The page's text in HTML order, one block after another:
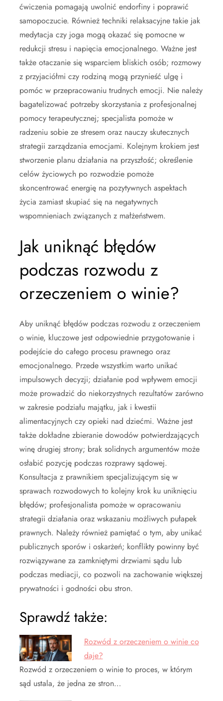
ćwiczenia pomagają uwolnić endorfiny i poprawić
samopoczucie. Również techniki relaksacyjne takie jak
medytacja czy joga mogą okazać się pomocne w
redukcji stresu i napięcia emocjonalnego. Ważne jest
także otaczanie się wsparciem bliskich osób; rozmowy
z przyjaciółmi czy rodziną mogą przynieść ulgę i
pomóc w przepracowaniu trudnych emocji. Nie należy
bagatelizować potrzeby skorzystania z profesjonalnej
pomocy terapeutycznej; specjalista pomoże w
radzeniu sobie ze stresem oraz nauczy skutecznych
strategii zarządzania emocjami. Kolejnym krokiem jest
stworzenie planu działania na przyszłość; określenie
celów życiowych po rozwodzie pomoże
skoncentrować energię na pozytywnych aspektach
życia zamiast skupiać się na negatywnych
wspomnieniach związanych z małżeństwem.
Jak uniknąć błędów
podczas rozwodu z
orzeczeniem o winie?
Aby uniknąć błędów podczas rozwodu z orzeczeniem
o winie, kluczowe jest odpowiednie przygotowanie i
podejście do całego procesu prawnego oraz
emocjonalnego. Przede wszystkim warto unikać
impulsowych decyzji; działanie pod wpływem emocji
może prowadzić do niekorzystnych rezultatów zarówno
w zakresie podziału majątku, jak i kwestii
alimentacyjnych czy opieki nad dziećmi. Ważne jest
także dokładne zbieranie dowodów potwierdzających
winę drugiej strony; brak solidnych argumentów może
osłabić pozycję podczas rozprawy sądowej.
Konsultacja z prawnikiem specjalizującym się w
sprawach rozwodowych to kolejny krok ku uniknięciu
błędów; profesjonalista pomoże w opracowaniu
strategii działania oraz wskazaniu możliwych pułapek
prawnych. Należy również pamiętać o tym, aby unikać
publicznych sporów i oskarżeń; konflikty powinny być
rozwiązywane za zamkniętymi drzwiami sądu lub
podczas mediacji, co pozwoli na zachowanie większej
prywatności i godności obu stron.
Sprawdź także:
Rozwód z orzeczeniem o winie co
daje?
Rozwód z orzeczeniem o winie to proces, w którym
sąd ustala, że jedna ze stron…